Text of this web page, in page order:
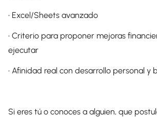
•⁠ ⁠Excel/Sheets avanzado
•⁠ ⁠Criterio para proponer mejoras
ejecutar
•⁠ ⁠Afinidad real con desarrollo personal y
Si eres tú o conoces a alguien, que